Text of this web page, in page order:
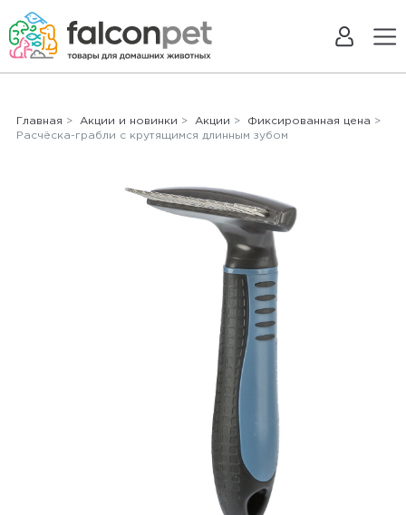
Главная > Акции и новинки > Акции > Фиксированная цена >
Расчёска-грабли с крутящимся длинным зубом